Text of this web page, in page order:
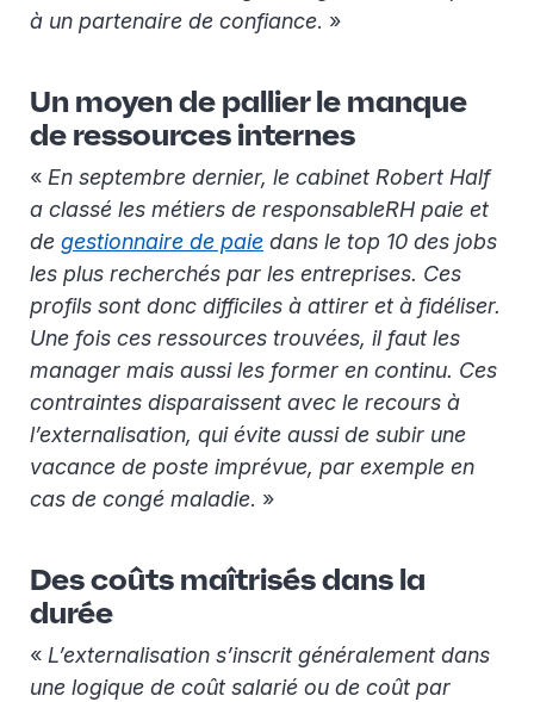
à un partenaire de confiance. »
Un moyen de pallier le manque
de ressources internes
« En septembre dernier, le cabinet Robert Half
a classé les métiers de responsableRH paie et
de gestionnaire de paie dans le top 10 des jobs
les plus recherchés par les entreprises. Ces
profils sont donc difficiles à attirer et à fidéliser.
Une fois ces ressources trouvées, il faut les
manager mais aussi les former en continu. Ces
contraintes disparaissent avec le recours à
l’externalisation, qui évite aussi de subir une
vacance de poste imprévue, par exemple en
cas de congé maladie. »
Des coûts maîtrisés dans la
durée
« L’externalisation s’inscrit généralement dans
une logique de coût salarié ou de coût par